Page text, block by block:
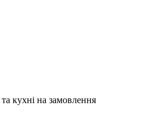
кухні на замовлення